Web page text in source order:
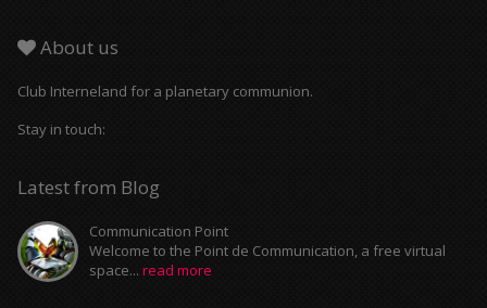
About us
Club Interneland for a planetary communion.
Stay in touch:
Latest from Blog
Communication Point
Welcome to the Point de Communication, a free virtual
space... read more